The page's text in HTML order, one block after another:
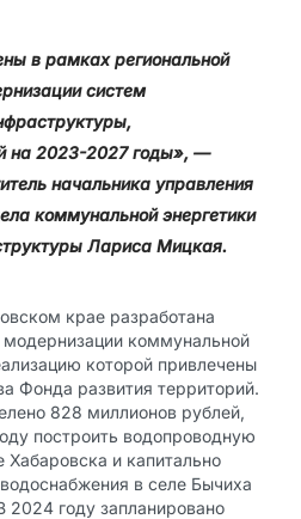
в рамках региональной
систем
на 2023-2027 годы», —
начальника управления
коммунальной энергетики
Лариса Мицкая.
крае разработана
коммунальной
которой привлечены
Фонда развития территорий.
828 миллионов рублей,
построить водопроводную
Хабаровска и капитально
в селе Бычиха
2024 году запланировано